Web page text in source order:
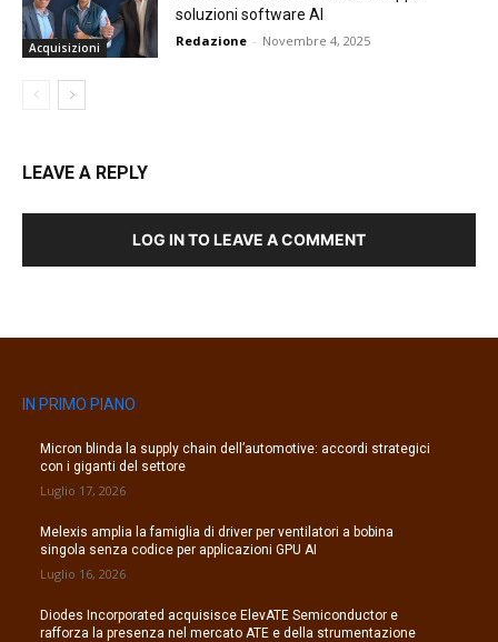
Acquisizioni
soluzioni software AI
Redazione - Novembre 4, 2025
LEAVE A REPLY
LOG IN TO LEAVE A COMMENT
IN PRIMO PIANO
Micron blinda la supply chain dell’automotive: accordi strategici
con i giganti del settore
Luglio 17, 2026
Melexis amplia la famiglia di driver per ventilatori a bobina
singola senza codice per applicazioni GPU AI
Luglio 16, 2026
Diodes Incorporated acquisisce ElevATE Semiconductor e
rafforza la presenza nel mercato ATE e della strumentazione